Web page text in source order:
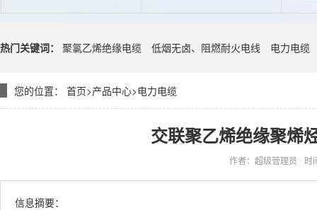
热门关键词： 聚氯乙烯绝缘电缆 低烟无卤、阻燃耐火电线 电力电缆
您的位置： 首页>产品中心>电力电缆
交联聚乙烯绝缘聚烯
作者：超级管理员 时
信息摘要：